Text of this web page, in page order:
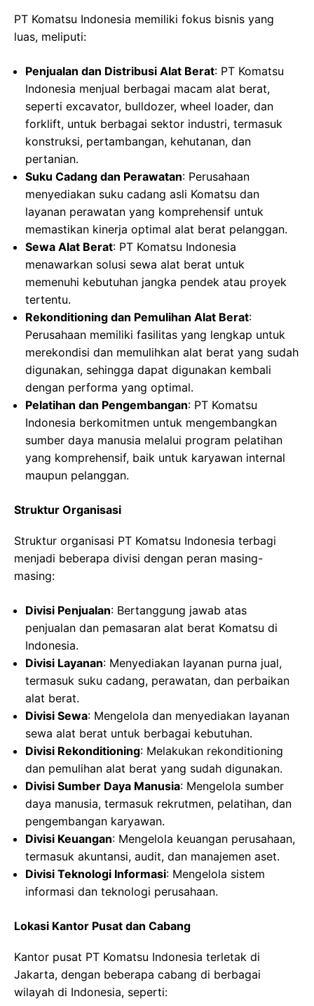
PT Komatsu Indonesia memiliki fokus bisnis yang
luas, meliputi:
Penjualan dan Distribusi Alat Berat: PT Komatsu
Indonesia menjual berbagai macam alat berat,
seperti excavator, bulldozer, wheel loader, dan
forklift, untuk berbagai sektor industri, termasuk
konstruksi, pertambangan, kehutanan, dan
pertanian.
Suku Cadang dan Perawatan: Perusahaan
menyediakan suku cadang asli Komatsu dan
layanan perawatan yang komprehensif untuk
memastikan kinerja optimal alat berat pelanggan.
Sewa Alat Berat: PT Komatsu Indonesia
menawarkan solusi sewa alat berat untuk
memenuhi kebutuhan jangka pendek atau proyek
tertentu.
Rekonditioning dan Pemulihan Alat Berat:
Perusahaan memiliki fasilitas yang lengkap untuk
merekondisi dan memulihkan alat berat yang sudah
digunakan, sehingga dapat digunakan kembali
dengan performa yang optimal.
Pelatihan dan Pengembangan: PT Komatsu
Indonesia berkomitmen untuk mengembangkan
sumber daya manusia melalui program pelatihan
yang komprehensif, baik untuk karyawan internal
maupun pelanggan.
Struktur Organisasi
Struktur organisasi PT Komatsu Indonesia terbagi
menjadi beberapa divisi dengan peran masing-
masing:
Divisi Penjualan: Bertanggung jawab atas
penjualan dan pemasaran alat berat Komatsu di
Indonesia.
Divisi Layanan: Menyediakan layanan purna jual,
termasuk suku cadang, perawatan, dan perbaikan
alat berat.
Divisi Sewa: Mengelola dan menyediakan layanan
sewa alat berat untuk berbagai kebutuhan.
Divisi Rekonditioning: Melakukan rekonditioning
dan pemulihan alat berat yang sudah digunakan.
Divisi Sumber Daya Manusia: Mengelola sumber
daya manusia, termasuk rekrutmen, pelatihan, dan
pengembangan karyawan.
Divisi Keuangan: Mengelola keuangan perusahaan,
termasuk akuntansi, audit, dan manajemen aset.
Divisi Teknologi Informasi: Mengelola sistem
informasi dan teknologi perusahaan.
Lokasi Kantor Pusat dan Cabang
Kantor pusat PT Komatsu Indonesia terletak di
Jakarta, dengan beberapa cabang di berbagai
wilayah di Indonesia, seperti: